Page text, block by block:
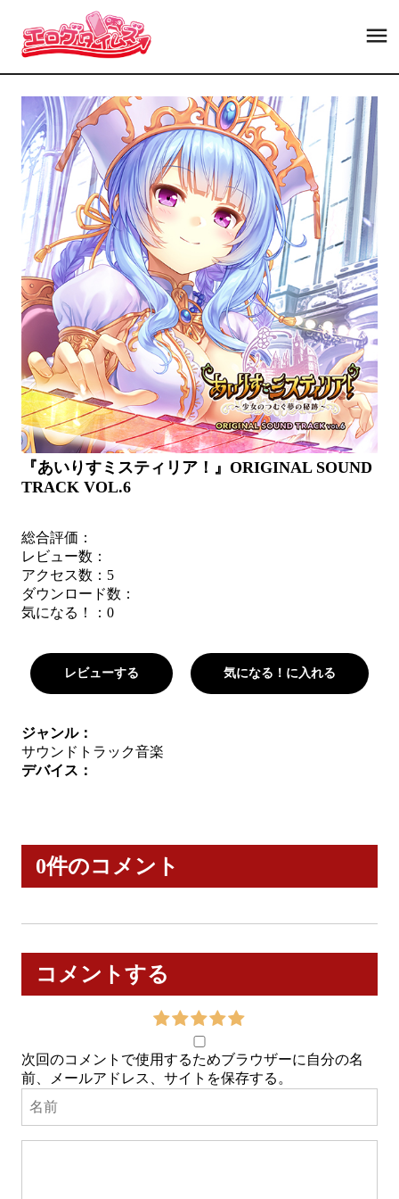
『あいりすミスティリア！』ORIGINAL SOUND
TRACK VOL.6
総合評価：
レビュー数：
アクセス数：5
ダウンロード数：
気になる！： 0
レビューする 気になる！に入れる
ジャンル：
サウンドトラック音楽
デバイス：
0件のコメント
コメントする
次回のコメントで使用するためブラウザーに自分の名
前、メールアドレス、サイトを保存する。